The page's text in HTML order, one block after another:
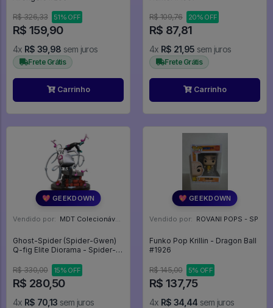
R$ 326,33 51% OFF
R$ 159,90
4x R$ 39,98 sem juros
Frete Grátis
Carrinho
R$ 109,76 20% OFF
R$ 87,81
4x R$ 21,95 sem juros
Frete Grátis
Carrinho
💖 GEEKDOWN
Vendido por: MDT Colecionáveis - DF
Ghost-Spider (Spider-Gwen)
Q-fig Elite Diorama - Spider-
R$ 330,00
15% OFF
R$ 280,50
4x R$ 70,13 sem juros
💖 GEEKDOWN
Vendido por: ROVANI POPS - SP
Funko Pop Krillin - Dragon Ball
#1926
R$ 145,00 5% OFF
R$ 137,75
4x R$ 34,44 sem juros